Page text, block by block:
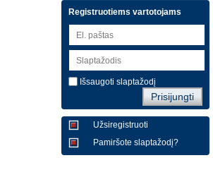
Registruotiems vartotojams
Išsaugoti slaptažodį
Užsiregistruoti
Pamiršote slaptažodį?